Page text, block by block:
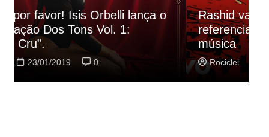
Rashid vai buscar nos HQs as
referencias do clipe de sua nova
música
Rociclei 22/01/2019